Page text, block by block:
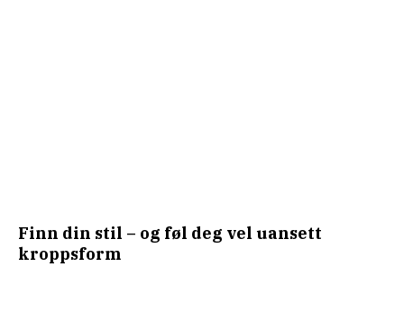
Finn din stil – og føl deg vel uansett
kroppsform